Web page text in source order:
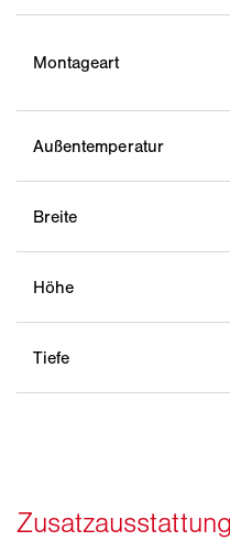
Montageart
Außentemperatur
Breite
Höhe
Tiefe